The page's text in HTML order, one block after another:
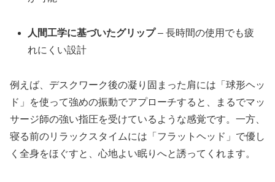
人間工学に基づいたグリップ– 長時間の使用でも疲
れにくい設計
例えば、デスクワーク後の凝り固まった肩には「球形ヘッ
ド」を使って強めの振動でアプローチすると、まるでマッ
サージ師の強い指圧を受けているような感覚です。一方、
寝る前のリラックスタイムには「フラットヘッド」で優し
く全身をほぐすと、心地よい眠りへと誘ってくれます。